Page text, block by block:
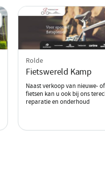
Rolde
Fietswereld Kamp
Naast verkoop van nieuwe-
fietsen kan u ook bij ons
reparatie en onderhoud